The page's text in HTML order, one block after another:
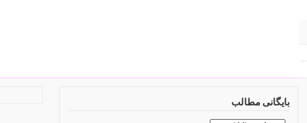
بایگانی مطالب